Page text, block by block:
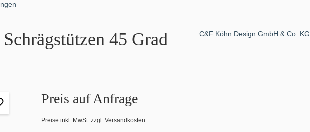
45 Grad C&F Köhn Design GmbH & Co. KG
Preis auf Anfrage
Preise inkl. MwSt. zzgl. Versandkosten